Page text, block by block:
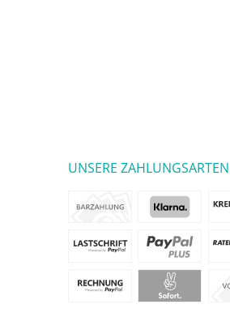
UNSERE ZAHLUNGSARTEN